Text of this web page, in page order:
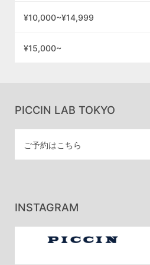
¥10,000~¥14,999
¥15,000~
PICCIN LAB TOKYO
ご予約はこちら
INSTAGRAM